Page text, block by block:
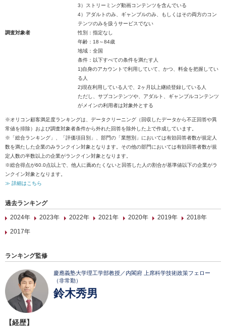
3）ストリーミング動画コンテンツを含んでいる
4）アダルトのみ、ギャンブルのみ、もしくはその両方のコン
テンツのみを扱うサービスでない
調査対象者
性別：指定なし
年齢：18～84歳
地域：全国
条件：以下すべての条件を満たす人
1)自身のアカウントで利用していて、かつ、料金を把握してい
る人
2)現在利用している人で、2ヶ月以上継続登録している人
ただし、サブコンテンツや、アダルト、ギャンブルコンテンツ
がメインの利用者は対象外とする
※オリコン顧客満足度ランキングは、データクリーニング（回収したデータから不正回答や異
常値を排除）および調査対象者条件から外れた回答を除外した上で作成しています。
※「総合ランキング」、「評価項目別」、部門の「業態別」においては有効回答者数が規定人
数を満たした企業のみランクイン対象となります。その他の部門においては有効回答者数が規
定人数の半数以上の企業がランクイン対象となります。
※総合得点が60.0点以上で、他人に薦めたくないと回答した人の割合が基準値以下の企業がラ
ンクイン対象となります。
≫ 詳細はこちら
過去ランキング
2024年
2023年 2022年 2021年 2020年 2019年
2018年
2017年
ランキング監修
慶應義塾大学理工学部教授／内閣府 上席科学技術政策フェロー
（非常勤）
鈴木秀男
【経歴】